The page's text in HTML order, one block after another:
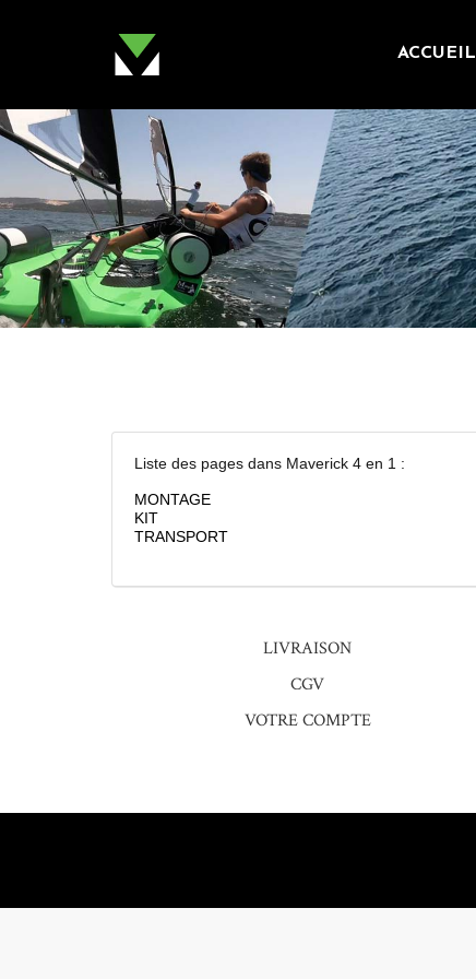
ACCUEIL
Liste des pages dans Maverick 4 en 1 :
MONTAGE
KIT
TRANSPORT
LIVRAISON
CGV
VOTRE COMPTE